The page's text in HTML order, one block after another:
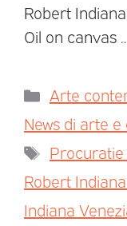
Robert
Oil on canvas …
Arte
News di arte
Procuratie
Robert
Indiana